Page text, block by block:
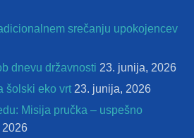
srečanju upokojencev
dnevu državnosti 23. junija, 2026
šolski eko vrt 23. junija, 2026
Misija pručka – uspešno
2026